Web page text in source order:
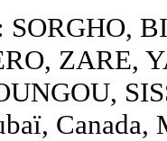
SORGHO,
ZARE,
Canada,